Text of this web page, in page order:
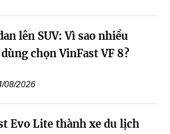
lên SUV: Vì sao nhiều
chọn VinFast VF 8?
08/2026
Evo Lite thành xe du lịch